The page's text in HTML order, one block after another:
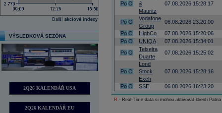
Další akciové indexy
VÝSLEDKOVÁ SEZÓNA
2Q26 KALENDÁŘ USA
2Q26 KALENDÁŘ EU
Po O
&
Mauritz
07.08.2026 15:28:17
Po O
Vodafone
Group
06.08.2026 23:20:00
Po O HighCo
07.08.2026 15:20:06
Po O UNIQA
07.08.2026 15:34:01
Po O
Teixeira
Duarte
07.08.2026 15:25:02
Po O
Lond
Stock
Exch
07.08.2026 15:28:16
Po O SSE 06.08.2026 16:23:20
R - Real-Time data si mohou aktivovat klienti